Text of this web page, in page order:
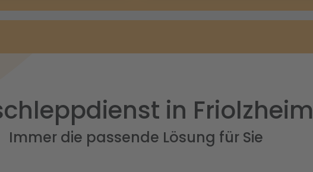
in Friolzheim
Immer die passende Lösung für Sie